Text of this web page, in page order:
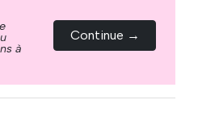
à
Continue →